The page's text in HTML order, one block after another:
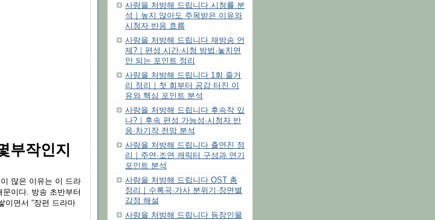
부작인지
많은 이유는 이 드라
이다. 방송 초반부터
이면서 “장편 드라마
사랑을 처방해 드립니다 시청률 분
석｜높지 않아도 주목받은 이유와
시청자 반응 흐름
사랑을 처방해 드립니다 재방송 언
제?｜편성 시간·시청 방법·놓치면
안 되는 포인트 정리
사랑을 처방해 드립니다 1회 줄거
리 정리｜첫 회부터 공감 터진 이
유와 핵심 포인트 분석
사랑을 처방해 드립니다 후속작 있
나?｜후속 편성 가능성·시청자 반
응·차기작 전망 분석
사랑을 처방해 드립니다 출연진 정
리｜주연·조연 캐릭터 구성과 연기
포인트 분석
사랑을 처방해 드립니다 OST 총
정리｜수록곡·가사 분위기·장면별
감정 해설
사랑을 처방해 드립니다 등장인물